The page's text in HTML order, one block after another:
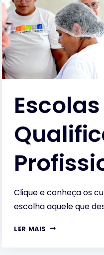
Clique e conheça os
escolha aquele que
LER MAIS ESCOLAS